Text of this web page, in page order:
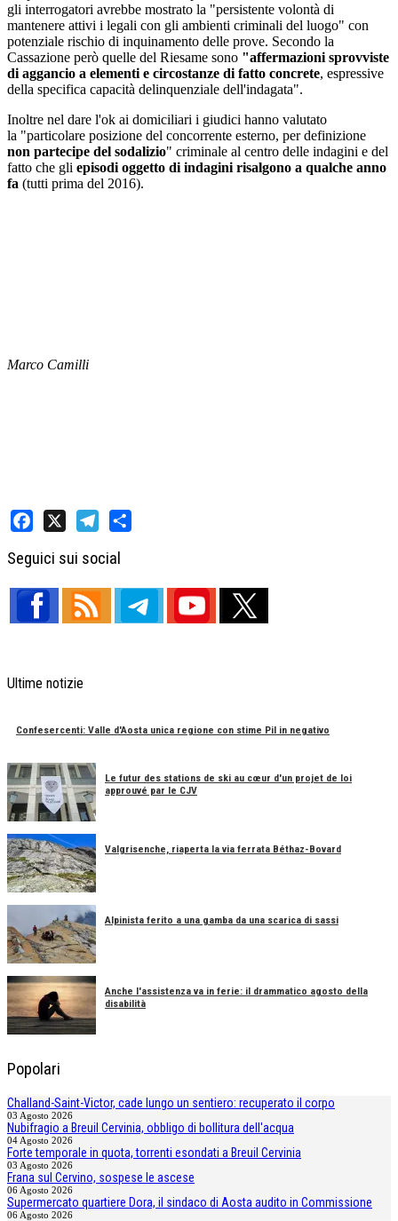
gli interrogatori avrebbe mostrato la "persistente volontà di
mantenere attivi i legali con gli ambienti criminali del luogo" con
potenziale rischio di inquinamento delle prove. Secondo la
Cassazione però quelle del Riesame sono "affermazioni sprovviste
di aggancio a elementi e circostanze di fatto concrete, espressive
della specifica capacità delinquenziale dell'indagata".
Inoltre nel dare l'ok ai domiciliari i giudici hanno valutato
la "particolare posizione del concorrente esterno, per definizione
non partecipe del sodalizio" criminale al centro delle indagini e del
fatto che gli episodi oggetto di indagini risalgono a qualche anno
fa (tutti prima del 2016).
Marco Camilli
Seguici sui social
Ultime notizie
Confesercenti: Valle d'Aosta unica regione con stime Pil in negativo
Le futur des stations de ski au cœur d'un projet de loi
approuvé par le CJV
Valgrisenche, riaperta la via ferrata Béthaz-Bovard
Alpinista ferito a una gamba da una scarica di sassi
Anche l'assistenza va in ferie: il drammatico agosto della
disabilità
Popolari
Challand-Saint-Victor, cade lungo un sentiero: recuperato il corpo
03 Agosto 2026
Nubifragio a Breuil Cervinia, obbligo di bollitura dell'acqua
04 Agosto 2026
Forte temporale in quota, torrenti esondati a Breuil Cervinia
03 Agosto 2026
Frana sul Cervino, sospese le ascese
06 Agosto 2026
Supermercato quartiere Dora, il sindaco di Aosta audito in Commissione
06 Agosto 2026